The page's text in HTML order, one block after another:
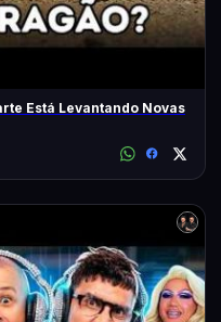
Está Levantando Novas